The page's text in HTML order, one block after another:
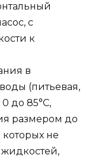
с
к
в
(питьевая,
0 до 85°С,
размером до
не
жидкостей,